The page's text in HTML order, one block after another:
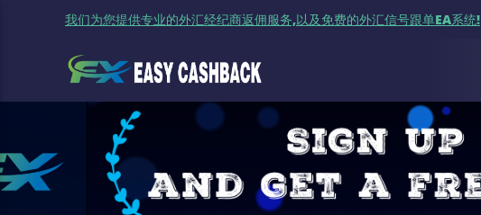
我们为您提供专业的外汇经纪商返佣服务,以及免费的外汇信号跟单EA系统!